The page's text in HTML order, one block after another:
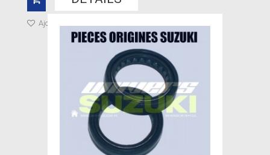
Ajouter à ma liste de cadeaux